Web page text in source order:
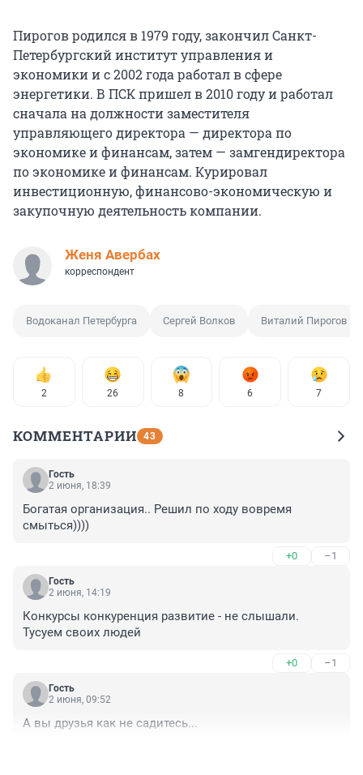
Пирогов родился в 1979 году, закончил Санкт-
Петербургский институт управления и
экономики и с 2002 года работал в сфере
энергетики. В ПСК пришел в 2010 году и работал
сначала на должности заместителя
управляющего директора — директора по
экономике и финансам, затем — замгендиректора
по экономике и финансам. Курировал
инвестиционную, финансово-экономическую и
закупочную деятельность компании.
Женя Авербах
корреспондент
Водоканал Петербурга Сергей Волков Виталий Пирогов
2 26 8 6 7
КОММЕНТАРИИ 43
Гость
2 июня, 18:39
Богатая организация.. Решил по ходу вовремя
смыться))))
+0 –1
Гость
2 июня, 14:19
Конкурсы конкуренция развитие - не слышали.
Тусуем своих людей
+0 –1
Гость
2 июня, 09:52
А вы друзья как не садитесь...